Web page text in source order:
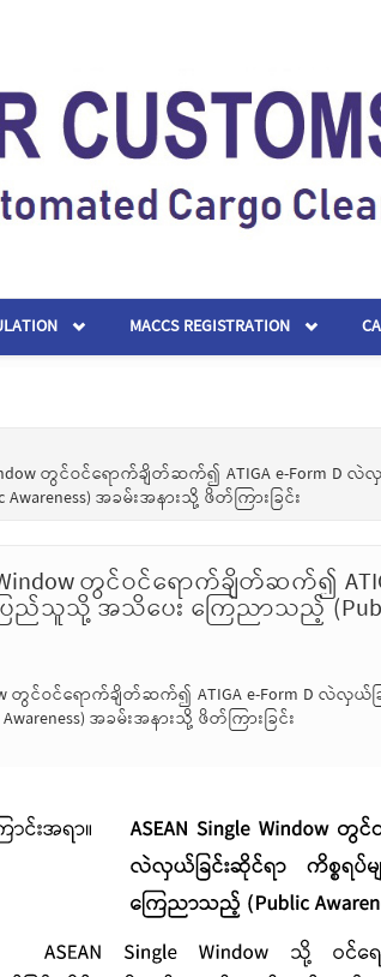
MACCS REGISTRATION
တွင်ဝင်ရောက်ချိတ်ဆက်၍ ATIGA e-Form
အခမ်းအနားသို့ ဖိတ်ကြားခြင်း
Window တွင်ဝင်ရောက်ချိတ်ဆက်၍
ည်သူသို့ အသိပေး ကြေညာသည့် (Public
တွင်ဝင်ရောက်ချိတ်ဆက်၍ ATIGA e-Form D လဲ
အခမ်းအနားသို့ ဖိတ်ကြားခြင်း